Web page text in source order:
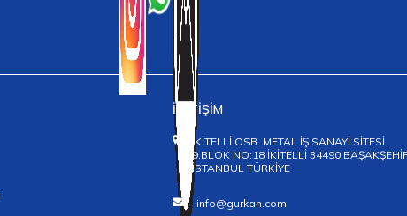
İLETİŞİM
İKİTELLİ OSB. METAL İŞ SANAYİ SİTESİ
9.BLOK NO:18 İKİTELLİ 34490
İSTANBUL TÜRKİYE
info@gurkan.com